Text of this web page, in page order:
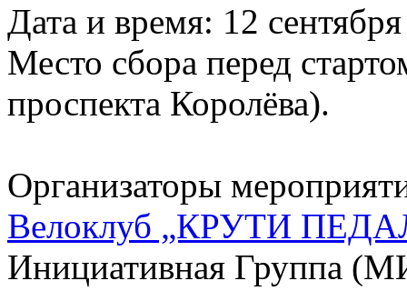
Дата и время: 12
Место сбора перед
проспекта Королёва).
Организаторы
Велоклуб „КРУТИ
Инициативная Группа